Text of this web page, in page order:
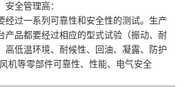
全管理高：
经过一系列可靠性和安全性的测试。生产
产品都要经过相应的型式试验（振动、耐
高低温环境、耐候性、回油、凝露、防护
机等零部件可靠性、性能、电气安全